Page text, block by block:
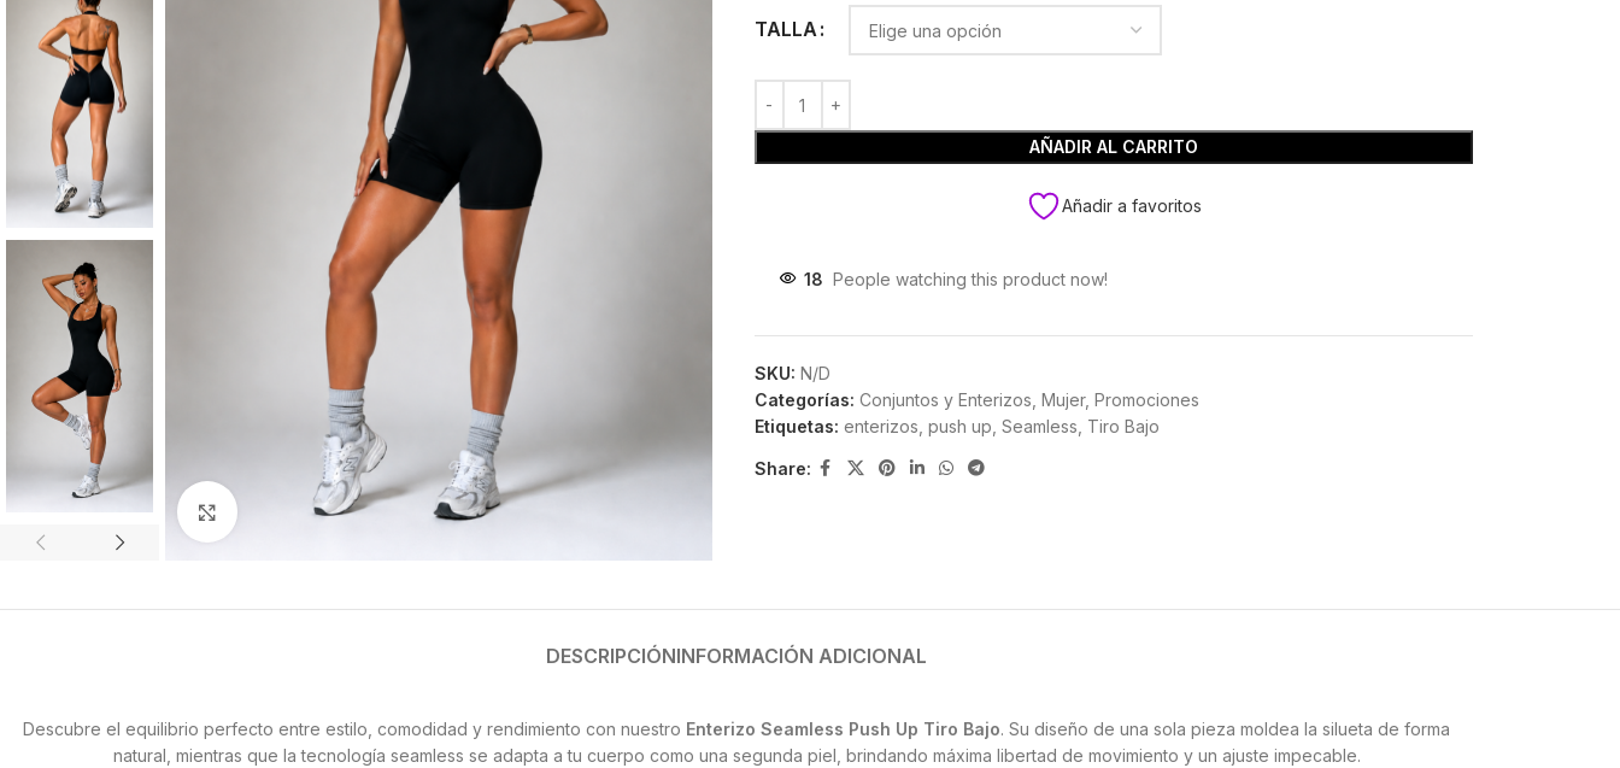
Click para agrandar
TALLA
AÑADIR AL CARRITO
Añadir a favoritos
18 People watching this product now!
SKU: N/D
Categorías: Conjuntos y Enterizos Mujer, Promociones
Etiquetas: enterizos push up Seamless Tiro Bajo
Share:
DESCRIPCIÓNINFORMACIÓN ADICIONAL
Descubre el equilibrio perfecto entre estilo, comodidad y rendimiento con nuestro Enterizo Seamless Push Up Tiro Bajo. Su diseño de una sola pieza moldea la silueta de forma
natural, mientras que la tecnología seamless se adapta a tu cuerpo como una segunda piel, brindando máxima libertad de movimiento y un ajuste impecable.